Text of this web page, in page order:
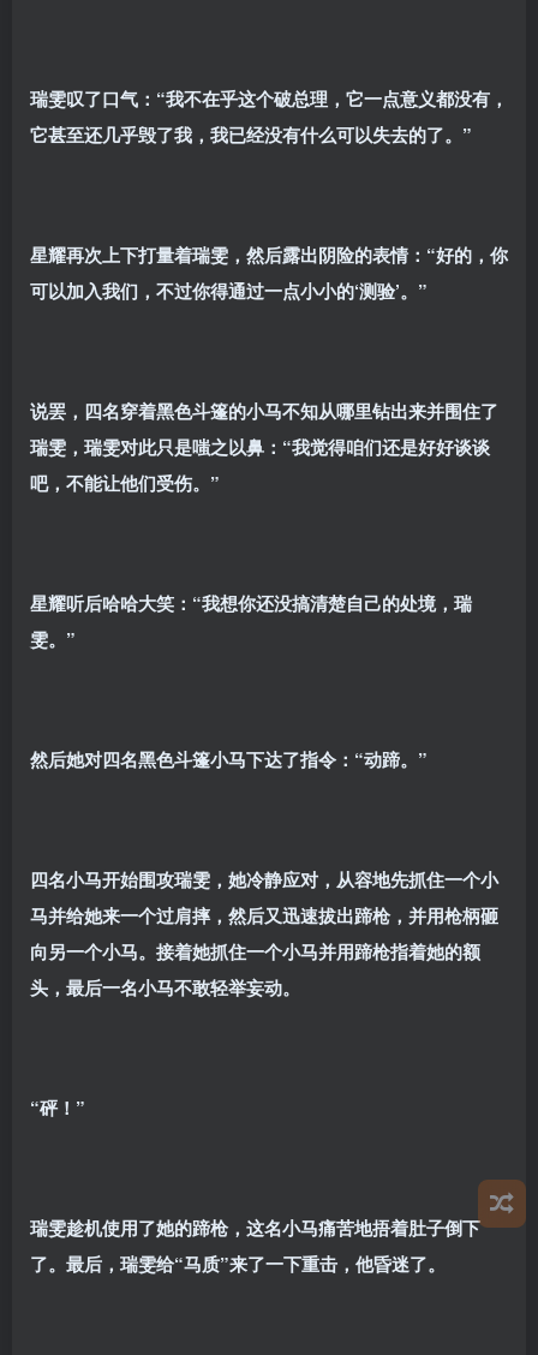
瑞雯叹了口气：“我不在乎这个破总理，它一点意义都没有，
它甚至还几乎毁了我，我已经没有什么可以失去的了。”
星耀再次上下打量着瑞雯，然后露出阴险的表情：“好的，你
可以加入我们，不过你得通过一点小小的‘测验’。”
说罢，四名穿着黑色斗篷的小马不知从哪里钻出来并围住了
瑞雯，瑞雯对此只是嗤之以鼻：“我觉得咱们还是好好谈谈
吧，不能让他们受伤。”
星耀听后哈哈大笑：“我想你还没搞清楚自己的处境，瑞
雯。”
然后她对四名黑色斗篷小马下达了指令：“动蹄。”
四名小马开始围攻瑞雯，她冷静应对，从容地先抓住一个小
马并给她来一个过肩摔，然后又迅速拔出蹄枪，并用枪柄砸
向另一个小马。接着她抓住一个小马并用蹄枪指着她的额
头，最后一名小马不敢轻举妄动。
“砰！”
瑞雯趁机使用了她的蹄枪，这名小马痛苦地捂着肚子倒下
了。最后，瑞雯给“马质”来了一下重击，他昏迷了。